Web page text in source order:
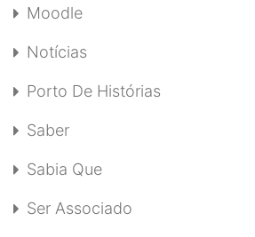
Moodle
Notícias
Porto De Histórias
Saber
Sabia Que
Ser Associado